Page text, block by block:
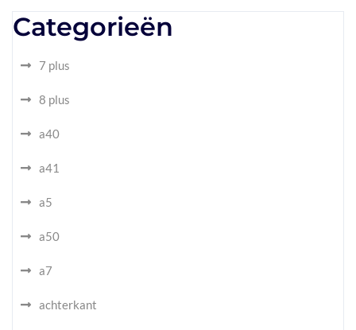
Categorieën
7 plus
8 plus
a40
a41
a5
a50
a7
achterkant